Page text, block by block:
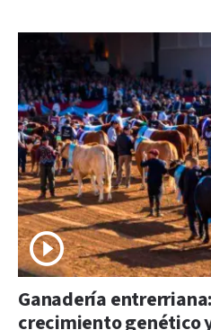
Ganadería
crecimiento genético